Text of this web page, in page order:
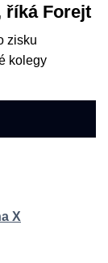
říká Forejt
zisku
kolegy
X